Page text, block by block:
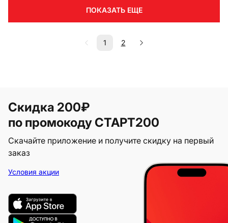
ПОКАЗАТЬ ЕЩЕ
1 2
Скидка 200₽
по промокоду СТАРТ200
Скачайте приложение и получите скидку на первый
заказ
Условия акции